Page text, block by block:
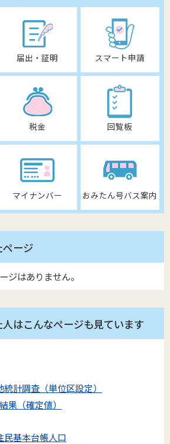
届出・証明 スマート申請
税金 回覧板
マイナンバー おみたん号バス案内
ページ
ジはありません。
はこんなページも見ています
計調査（単位区設定）
果（確定値）
民基本台帳人口